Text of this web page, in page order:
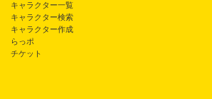
キャラクター一覧
キャラクター検索
キャラクター作成
らっポ
チケット